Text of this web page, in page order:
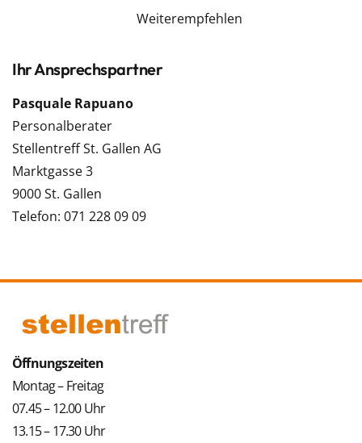
Weiterempfehlen
Ihr Ansprechspartner
Pasquale Rapuano
Personalberater
Stellentreff St. Gallen AG
Marktgasse 3
9000 St. Gallen
Telefon: 071 228 09 09
Öffnungszeiten
Montag – Freitag
07.45 – 12.00 Uhr
13.15 – 17.30 Uhr